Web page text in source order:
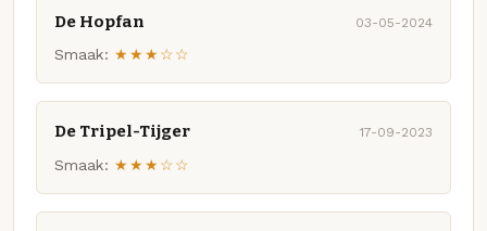
De Hopfan 03-05-2024
Smaak: ★★★☆☆
De Tripel-Tijger 17-09-2023
Smaak: ★★★☆☆